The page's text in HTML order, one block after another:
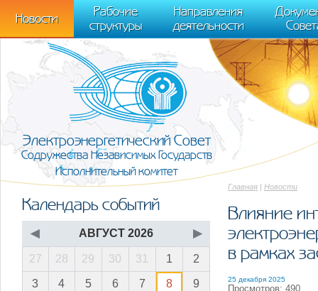
m[i].l=1*new Date(); for (var j = 0; j < document.scripts.length; j++) {if
[0],k.async=1,k.src=r,a.parentNode.insertBefore(k,a)}) (window,
trackLinks:true, accurateTrackBounce:true });
Новости
Рабочие
структуры
Направления
деятельности
Электроэнергетический Совет
Содружества Независимых Государств
Исполнительный комитет
Главная | Новости
Влияние
в рамках
25 декабря 2025
Просмотров: 490
Календарь событий
◀ АВГУСТ 2026 ▶
27 28 29 30 31 1 2
3 4 5 6 7 8 9